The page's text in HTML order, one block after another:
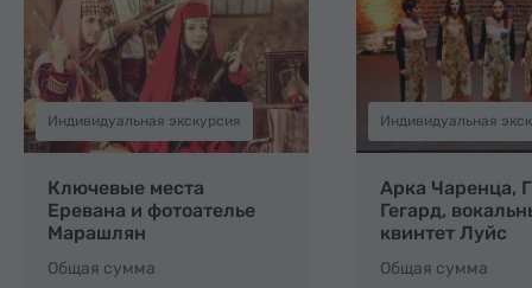
Индивидуальная экскурсия
Ключевые места
Еревана и фотоателье
Марашлян
Общая сумма
Индивидуальная
Арка Чаренца,
Гегард,
квинтет Луйс
Общая сумма